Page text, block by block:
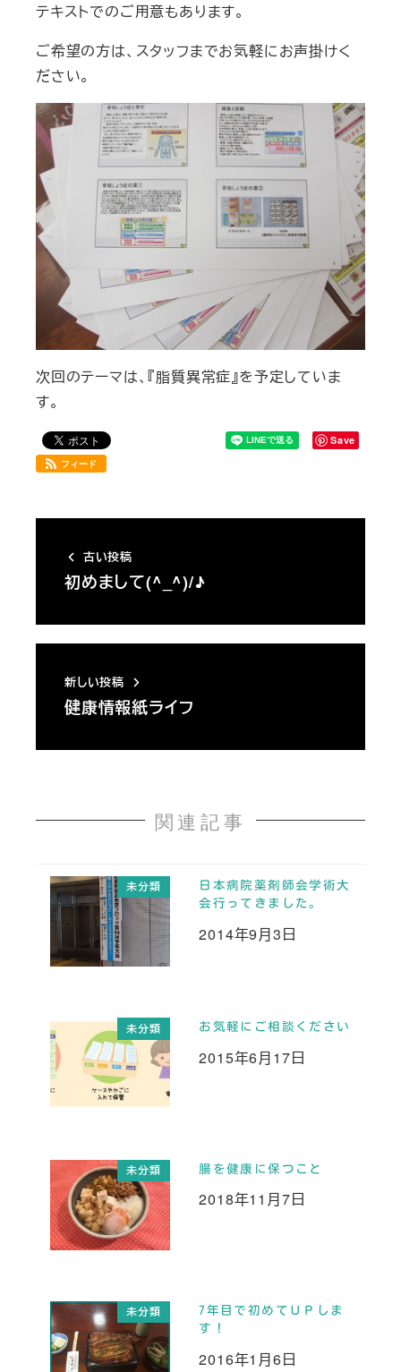
テキストでのご用意もあります。
ご希望の方は、スタッフまでお気軽にお声掛けく
ださい。
次回のテーマは、『脂質異常症』を予定していま
す。
Save
フィード
古い投稿
初めまして(^_^)/♪
新しい投稿
健康情報紙ライフ
関連記事
未分類
日本病院薬剤師会学術大
会行ってきました。
投稿日
2014年9月3日
未分類 お気軽にご相談ください
投稿日
2015年6月17日
未分類 腸を健康に保つこと
投稿日
2018年11月7日
未分類
7年目で初めてＵＰしま
す！
2016年1月6日